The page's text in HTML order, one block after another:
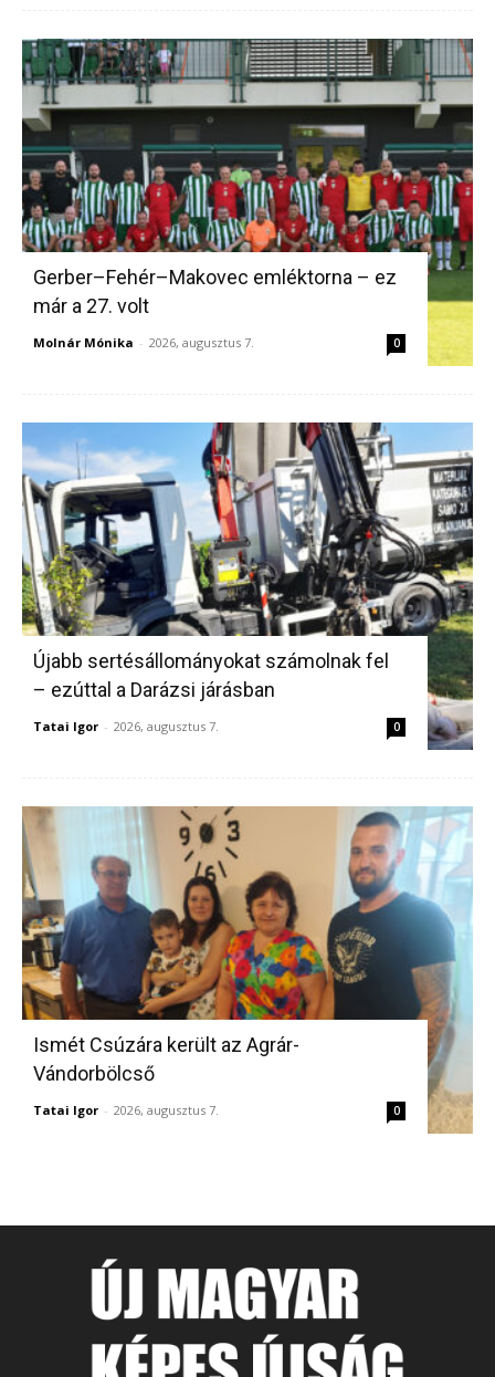
Gerber–Fehér–Makovec emléktorna – ez
már a 27. volt
Molnár Mónika - 2026, augusztus 7. 0
Újabb sertésállományokat számolnak fel
– ezúttal a Darázsi járásban
Tatai Igor - 2026, augusztus 7. 0
Ismét Csúzára került az Agrár-
Vándorbölcső
Tatai Igor - 2026, augusztus 7. 0